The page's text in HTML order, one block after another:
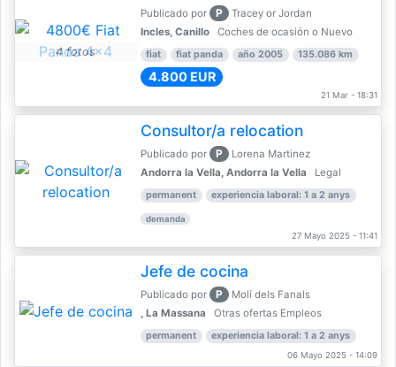
4 fotos
Publicado por P
Tracey or Jordan
Incles, Canillo
Coches de ocasión o Nuevo
fiat fiat panda año 2005 135.086 km
4.800 EUR
21 Mar - 18:31
Consultor/a relocation
Publicado por P
Lorena Martinez
Andorra la Vella, Andorra la Vella
Legal
permanent experiencia laboral: 1 a 2 anys
demanda
27 Mayo 2025 - 11:41
Jefe de cocina
Publicado por P
Molí dels Fanals
, La Massana
Otras ofertas Empleos
permanent experiencia laboral: 1 a 2 anys
06 Mayo 2025 - 14:09